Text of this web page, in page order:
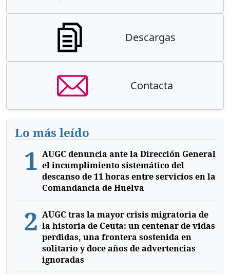
Descargas
Contacta
Lo más leído
1 AUGC denuncia ante la Dirección General
el incumplimiento sistemático del
descanso de 11 horas entre servicios en la
Comandancia de Huelva
2 AUGC tras la mayor crisis migratoria de
la historia de Ceuta: un centenar de vidas
perdidas, una frontera sostenida en
solitario y doce años de advertencias
ignoradas